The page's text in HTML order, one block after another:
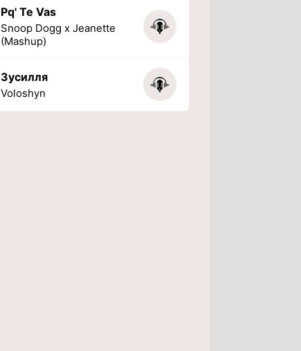
Pq' Te Vas
Snoop Dogg x Jeanette
(Mashup)
Зусилля
Voloshyn